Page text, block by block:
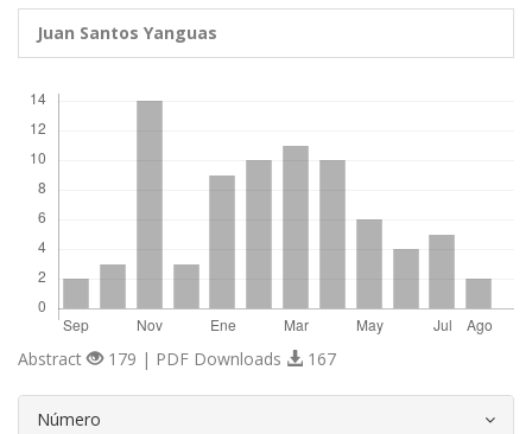
Juan Santos Yanguas
Abstract 179 | PDF Downloads 167
Número